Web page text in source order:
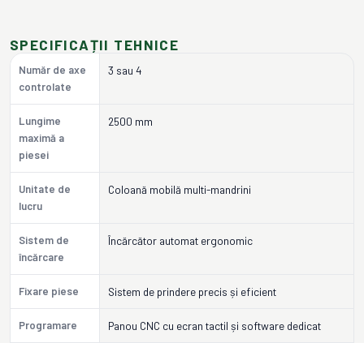
SPECIFICAȚII TEHNICE
Număr de axe
controlate
3 sau 4
Lungime
maximă a
piesei
2500 mm
Unitate de
lucru
Coloană mobilă multi-mandrini
Sistem de
încărcare
Încărcător automat ergonomic
Fixare piese Sistem de prindere precis și eficient
Programare Panou CNC cu ecran tactil și software dedicat